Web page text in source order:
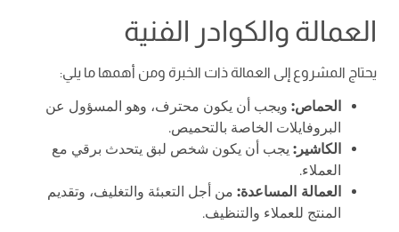
العمالة والكوادر الفنية
يحتاج المشروع إلى العمالة ذات الخبرة ومن أهمها ما يلي:
الحماص: ويجب أن يكون محترف، وهو المسؤول عن
البروفايلات الخاصة بالتحميص.
الكاشير: يجب أن يكون شخص لبق يتحدث برقي مع
العملاء.
العمالة المساعدة: من أجل التعبئة والتغليف، وتقديم
المنتج للعملاء والتنظيف.